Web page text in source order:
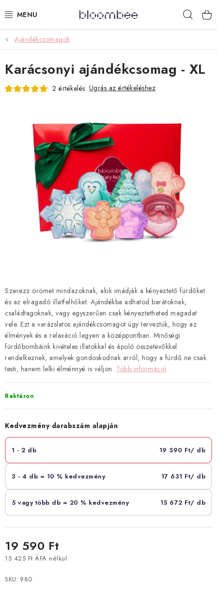
tartalomhoz
KÁDFÜRDŐZÉS
AJÁNDÉKCSOMAGOK
ZUHANYOZÁS
GYEREKEKNEK
LIMITÁLT TERMÉKEK
LÉPJ VELÜNK KAPCSOLATBA
Hogyan vásárolj? Általános szerződési feltételek
Blog
Visszatérítés és termékvisszaküldés
Ismerd meg a Bloombeet!
Ajándékcsomagok
Szerezz örömet mindazoknak, akik imádják a kényeztető fürdőket
és az elragadó illatfelhőket. Ajándékba adhatod barátoknak,
családtagoknak, vagy egyszerűen csak kényeztetheted magadat
vele. Ezt a varázslatos ajándékcsomagot úgy terveztük, hogy az
élmények és a relaxáció legyen a középpontban. Minőségi
fürdőbombáink kivételes illatokkal és ápoló összetevőkkel
rendelkeznek, amelyek gondoskodnak arról, hogy a fürdő ne csak
testi, hanem lelki élménnyé is váljon. Több információ
Raktáron
Kedvezmény darabszám alapján
1 - 2 db 19 590 Ft/ db
3 - 4 db = 10 % kedvezmény 17 631 Ft/ db
5 vagy több db = 20 % kedvezmény 15 672 Ft/ db
19 590 Ft
15 425 Ft ÁFA nélkül
SKU: 980
Karácsonyi ajándékcsomag - XL
2 értékelés Ugrás az értékeléshez